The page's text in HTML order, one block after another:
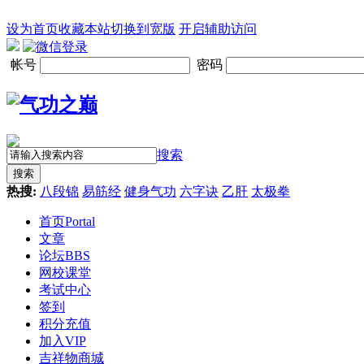
设为首页收藏本站切换到宽版 开启辅助访问
帐号 密码
搜索
搜索
热搜: 八段锦 易筋经 健身气功 六字诀 乙肝 太极拳
首页Portal
文章
论坛BBS
网校课堂
考试中心
签到
积分充值
加入VIP
吉祥物商城